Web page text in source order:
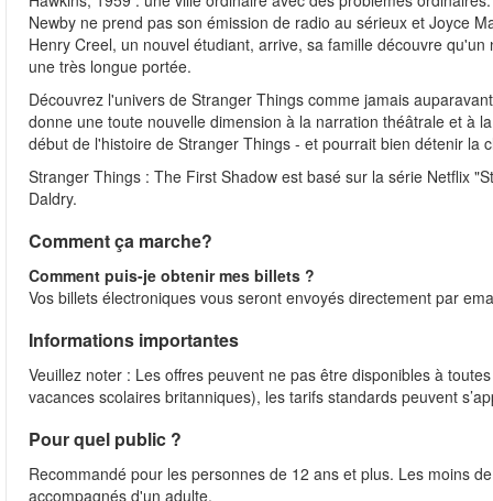
Newby ne prend pas son émission de radio au sérieux et Joyce
Henry Creel, un nouvel étudiant, arrive, sa famille découvre
une très longue portée.
Découvrez l'univers de Stranger Things comme jamais
donne une toute nouvelle dimension à la narration théâtrale et à
début de l'histoire de Stranger Things - et pourrait bien détenir la
Stranger Things : The First Shadow est basé sur la série Netflix
Daldry.
Comment ça marche?
Comment puis-je obtenir mes billets ?
Vos billets électroniques vous seront envoyés directement par
Informations importantes
Veuillez noter : Les offres peuvent ne pas être disponibles à
vacances scolaires britanniques), les tarifs standards peuvent
Pour quel public ?
Recommandé pour les personnes de 12 ans et plus. Les moins
accompagnés d'un adulte.